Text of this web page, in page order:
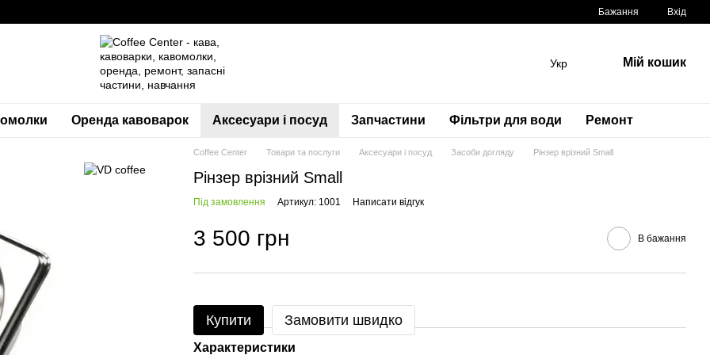
Бажання Вхід
Укр Мій кошик
Оренда кавоварок Аксесуари і посуд Запчастини Фільтри для води Ремонт
Coffee Center Товари та послуги Аксесуари і посуд Засоби догляду Рінзер врізний Small
Рінзер врізний Small
Під замовлення Артикул: 1001 Написати відгук
3 500 грн В бажання
Купити Замовити швидко
Характеристики